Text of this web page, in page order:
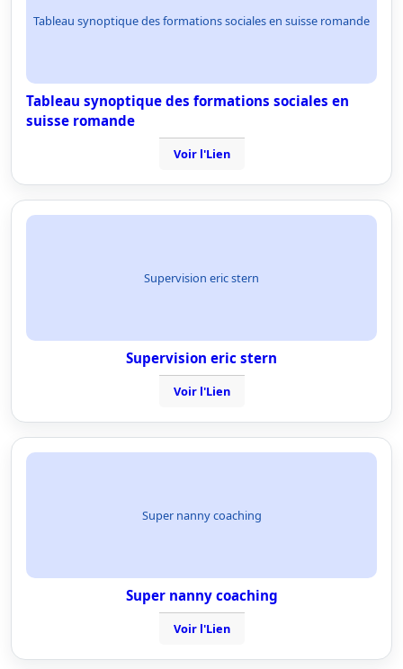
Tableau synoptique des formations sociales en suisse romande
Tableau synoptique des formations sociales en
suisse romande
Voir l'Lien
Supervision eric stern
Supervision eric stern
Voir l'Lien
Super nanny coaching
Super nanny coaching
Voir l'Lien